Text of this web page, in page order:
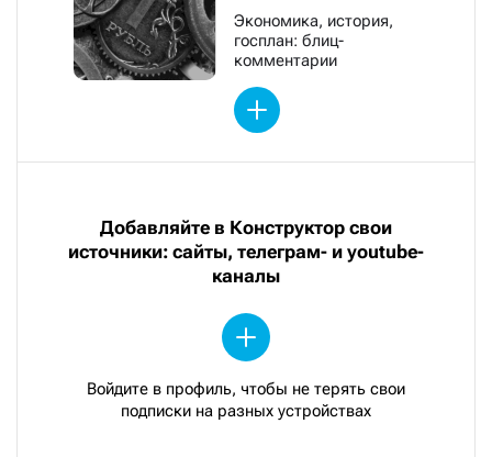
Экономика, история,
госплан: блиц-
комментарии
Добавляйте в Конструктор свои
источники: сайты, телеграм- и youtube-
каналы
Войдите в профиль, чтобы не терять свои
подписки на разных устройствах